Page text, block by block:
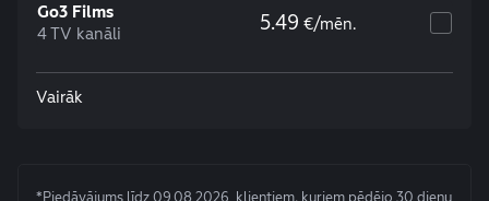
Go3 Films
4 TV kanāli 5.49 €/mēn.
Vairāk
*Piedāvājums līdz 09.08.2026. klientiem, kuriem pēdējo 30 dienu